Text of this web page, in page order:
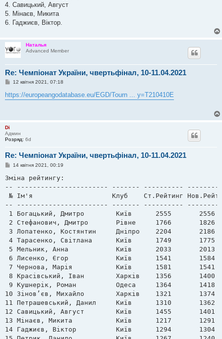
4. Савицький, Август
5. Мінаєв, Микита
6. Гаджиєв, Віктор.
Наталья
Advanced Member
Re: Чемпіонат України, чвертьфінал, 10-11.04.2021
П
в
і
н
н
12 квітня 2021, 07:18
https://europeangodatabase.eu/EGD/Tourn ... y=T210410E
Di
Админ
Розряд: 6d
Re: Чемпіонат України, чвертьфінал, 10-11.04.2021
П
в
д
о
л
е
н
я
14 квітня 2021, 00:19
Зміна рейтингу:
-- ----------------------- ------- ----------
№ Ім'я                    Клуб    Ст.Рейтинг
-- ----------------------- ------- ----------
1 Богацький, Дмитро        Київ      2555       2556
2 Стефанович, Дмитро       Рівне     1766       1826
3 Лопатенко, Костянтин     Дніпро    2204       2186
4 Тарасенко, Світлана      Київ      1749       1775
5 Мельник, Анна            Київ      2033       2013
6 Лисенко, Єгор            Київ      1541       1584
7 Чернова, Марія           Київ      1581       1541
8 Красівський, Іван        Харків    1356       1400
9 Кушнерік, Роман          Одеса     1364       1418
10 Зінов’єв, Михайло        Харків    1321       1374
11 Петрашевський, Данил     Київ      1310       1362
12 Савицький, Август        Київ      1455       1401
13 Мінаєв, Микита           Київ      1217       1291
14 Гаджиєв, Віктор          Київ      1294       1304